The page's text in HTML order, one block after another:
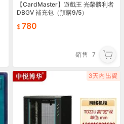
【CardMaster】遊戲王 光榮勝利者
DBGV 補充包（預購9/5）
780
銷售 7